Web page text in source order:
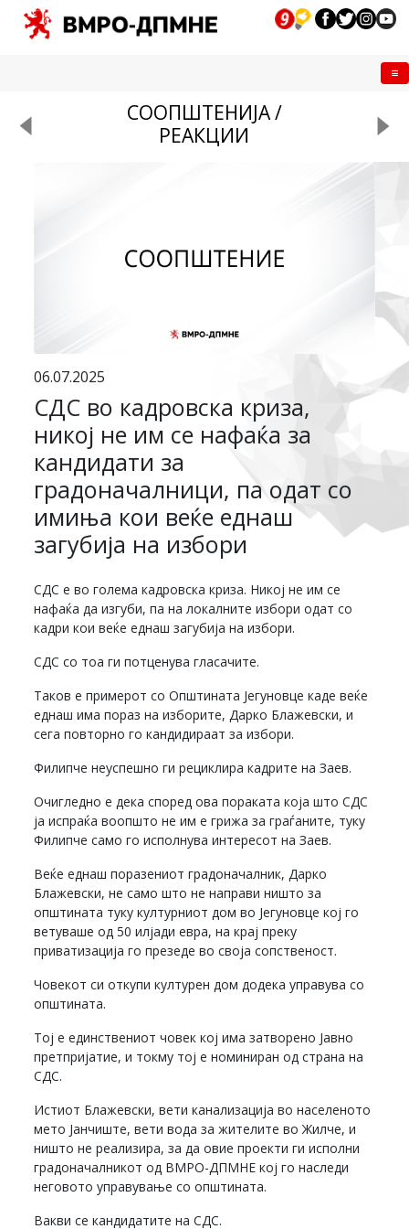
СООПШТЕНИЈА /
РЕАКЦИИ
06.07.2025
СДС во кадровска криза,
никој не им се нафаќа за
кандидати за
градоначалници, па одат со
имиња кои веќе еднаш
загубија на избори
СДС е во голема кадровска криза. Никој не им се
нафаќа да изгуби, па на локалните избори одат со
кадри кои веќе еднаш загубија на избори.
СДС со тоа ги потценува гласачите.
Таков е примерот со Општината Јегуновце каде веќе
еднаш има пораз на изборите, Дарко Блажевски, и
сега повторно го кандидираат за избори.
Филипче неуспешно ги рециклира кадрите на Заев.
Очигледно е дека според ова пораката која што СДС
ја испраќа воопшто не им е грижа за граѓаните, туку
Филипче само го исполнува интересот на Заев.
Веќе еднаш поразениот градоначалник, Дарко
Блажевски, не само што не направи ништо за
општината туку културниот дом во Јегуновце кој го
ветуваше од 50 илјади евра, на крај преку
приватизација го презеде во своја сопственост.
Човекот си откупи културен дом додека управува со
општината.
Тој е единствениот човек кој има затворено Јавно
претпријатие, и токму тој е номиниран од страна на
СДС.
Истиот Блажевски, вети канализација во населеното
мето Јанчиште, вети вода за жителите во Жилче, и
ништо не реализира, за да овие проекти ги исполни
градоначалникот од ВМРО-ДПМНЕ кој го наследи
неговото управување со општината.
Вакви се кандидатите на СДС.